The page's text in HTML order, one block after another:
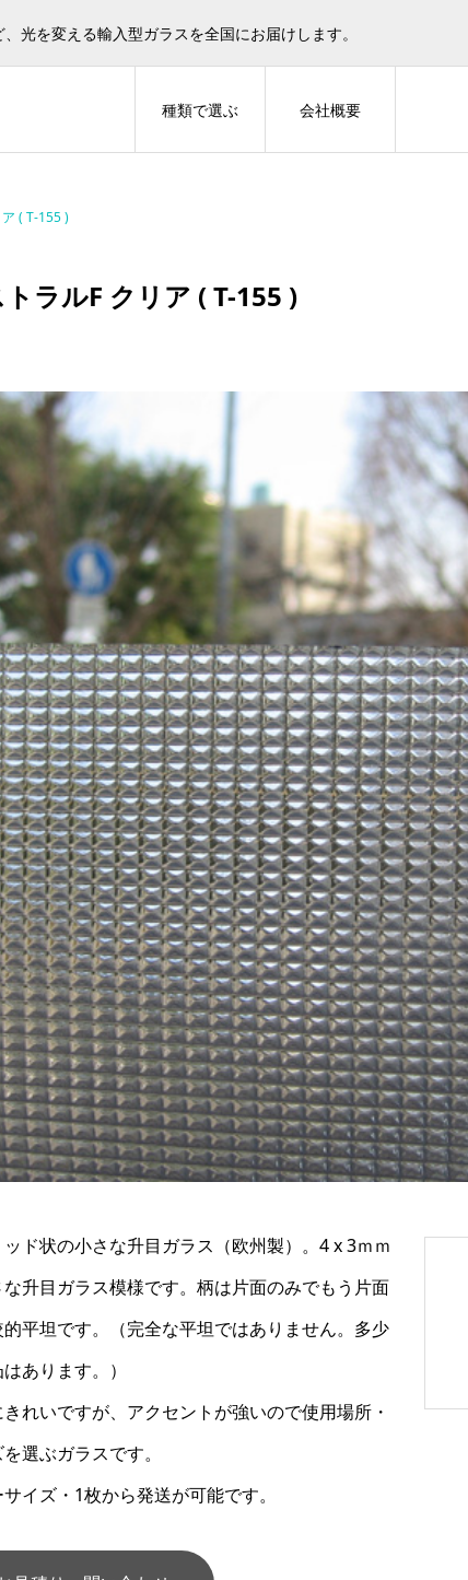
光を変える輸入型ガラスを全国にお届けします。
種類で選ぶ 会社概要
( T-155 )
ラルF クリア ( T-155 )
ド状の小さな升目ガラス（欧州製）。4 x 3ｍｍ
升目ガラス模様です。柄は片面のみでもう片面
平坦です。（完全な平坦ではありません。多少
あります。）
れいですが、アクセントが強いので使用場所・
選ぶガラスです。
イズ・1枚から発送が可能です。